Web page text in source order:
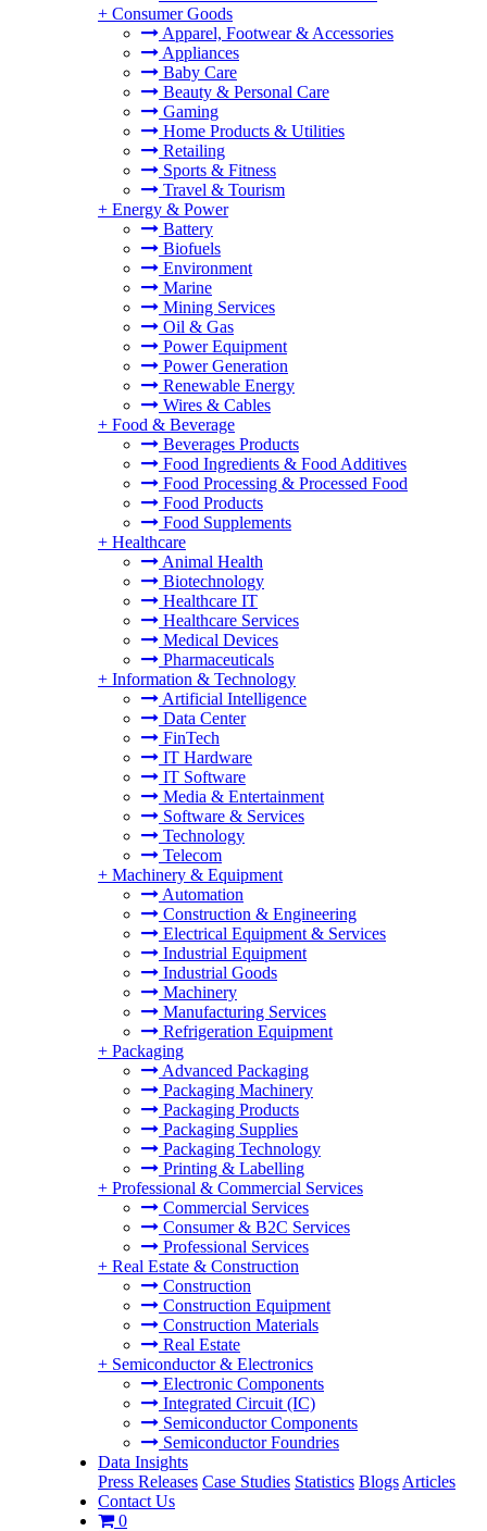
+ Consumer Goods
Apparel, Footwear & Accessories
Appliances
Baby Care
Beauty & Personal Care
Gaming
Home Products & Utilities
Retailing
Sports & Fitness
Travel & Tourism
+ Energy & Power
Battery
Biofuels
Environment
Marine
Mining Services
Oil & Gas
Power Equipment
Power Generation
Renewable Energy
Wires & Cables
+ Food & Beverage
Beverages Products
Food Ingredients & Food Additives
Food Processing & Processed Food
Food Products
Food Supplements
+ Healthcare
Animal Health
Biotechnology
Healthcare IT
Healthcare Services
Medical Devices
Pharmaceuticals
+ Information & Technology
Artificial Intelligence
Data Center
FinTech
IT Hardware
IT Software
Media & Entertainment
Software & Services
Technology
Telecom
+ Machinery & Equipment
Automation
Construction & Engineering
Electrical Equipment & Services
Industrial Equipment
Industrial Goods
Machinery
Manufacturing Services
Refrigeration Equipment
+ Packaging
Advanced Packaging
Packaging Machinery
Packaging Products
Packaging Supplies
Packaging Technology
Printing & Labelling
+ Professional & Commercial Services
Commercial Services
Consumer & B2C Services
Professional Services
+ Real Estate & Construction
Construction
Construction Equipment
Construction Materials
Real Estate
+ Semiconductor & Electronics
Electronic Components
Integrated Circuit (IC)
Semiconductor Components
Semiconductor Foundries
Data Insights
Press Releases Case Studies Statistics Blogs Articles
Contact Us
0